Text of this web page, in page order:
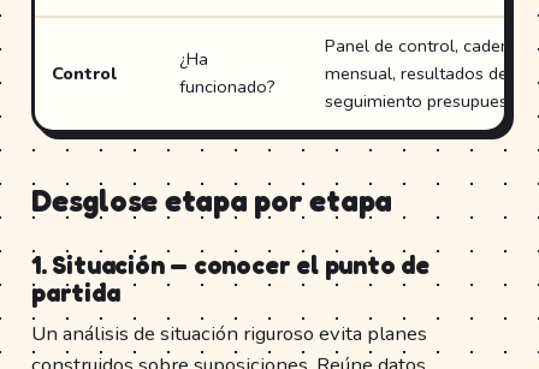
Control
¿Ha
funcionado?
Panel de control, cadencia
mensual, resultados de
seguimiento
Desglose etapa por etapa
1. Situación — conocer el punto de
partida
Un análisis de situación riguroso evita planes